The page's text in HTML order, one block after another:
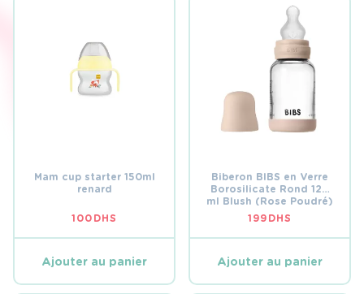
Mam cup starter 150ml
renard
100 DHS
Ajouter au panier
Biberon BIBS en Verre
Borosilicate Rond 120
ml Blush (Rose Poudré)
199 DHS
Ajouter au panier